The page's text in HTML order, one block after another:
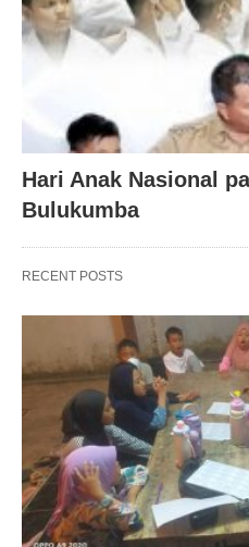
Hari Anak Nasional
Bulukumba
RECENT POSTS